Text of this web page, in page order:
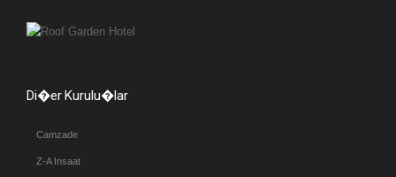
Di�er Kurulu�lar
Camzade
Z-A Insaat